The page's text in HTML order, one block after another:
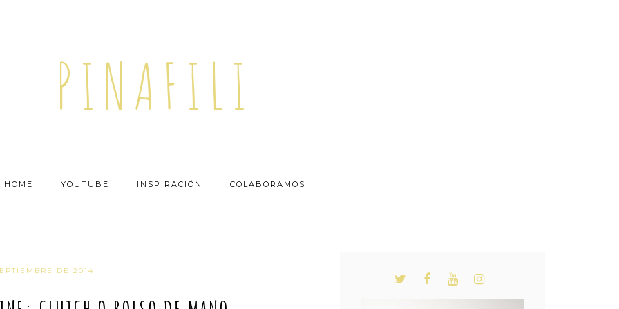
PINAFILI
HOME YOUTUBE INSPIRACIÓN COLABORAMOS
DE 2014